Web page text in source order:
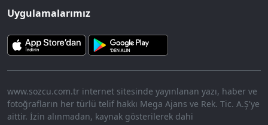
Uygulamalarımız
www.sozcu.com.tr internet sitesinde yayınlanan yazı, haber ve
fotoğrafların her türlü telif hakkı Mega Ajans ve Rek. Tic. A.Ş'ye
aittir. İzin alınmadan, kaynak gösterilerek dahi